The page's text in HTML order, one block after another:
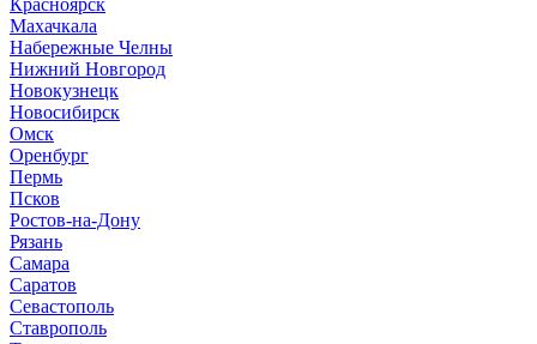
Махачкала
Набережные Челны
Нижний Новгород
Новокузнецк
Новосибирск
Омск
Оренбург
Пермь
Псков
Ростов-на-Дону
Рязань
Самара
Саратов
Севастополь
Ставрополь